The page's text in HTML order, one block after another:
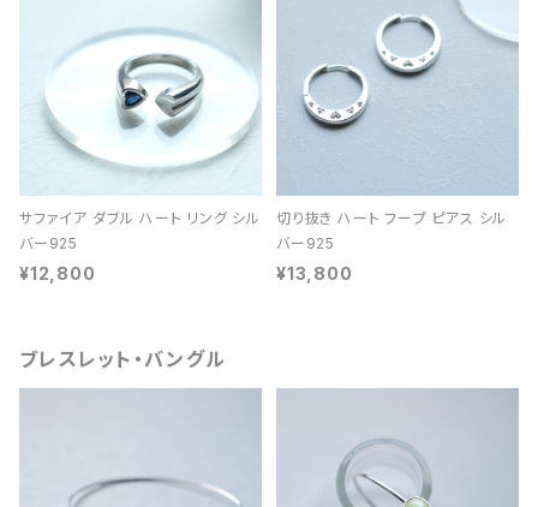
サファイア ダブル ハート リング シル
バー925
¥12,800
切り抜き ハート フープ ピアス シル
バー925
¥13,800
ブレスレット・バングル